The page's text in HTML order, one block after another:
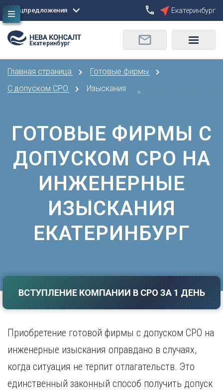
Сбросить
Москва
Санкт-Петербург
Б
Барнаул
Белгород
Брянск
Владивосток
Владикавказ
Волгоград
Екатеринбург
И
Иваново
Иркутск
К
Казань
Калининград
О
Орел
Пермь
Р
Ростов-на-Дону
Рязань
С
Самара
Саратов
Ставрополь
Т
Тверь
Тольятти
Тула
Тюмень
Спецпредложения Екатеринбург
Екатеринбург
Главная страница
Готовые фирмы
С допуском СРО
Изыскания
ГОТОВЫЕ ФИРМЫ С
ДОПУСКОМ СРО НА
ИНЖЕНЕРНЫЕ
ИЗЫСКАНИЯ
ЕКАТЕРИНБУРГ
ВСТУПЛЕНИЕ КОМПАНИИ В СРО ЗА 1 ДЕНЬ
Приобретение готовой фирмы с допуском СРО на
инженерные изыскания оправдано в случаях,
когда ситуация не терпит отлагательств. Это
единственный законный способ получить допуск